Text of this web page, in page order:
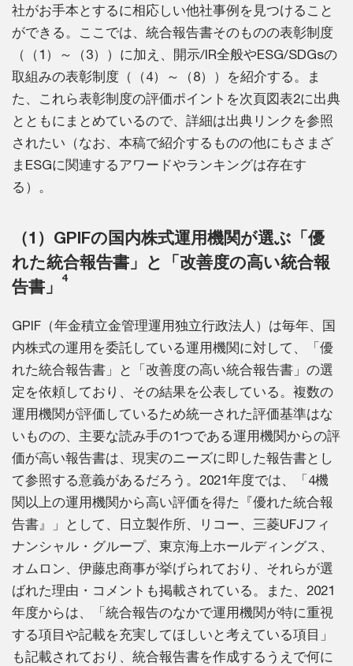
社がお手本とするに相応しい他社事例を見つけること
ができる。ここでは、統合報告書そのものの表彰制度
（（1）～（3））に加え、開示/IR全般やESG/SDGsの
取組みの表彰制度（（4）～（8））を紹介する。ま
た、これら表彰制度の評価ポイントを次頁図表2に出典
とともにまとめているので、詳細は出典リンクを参照
されたい（なお、本稿で紹介するものの他にもさまざ
まESGに関連するアワードやランキングは存在す
る）。
（1）GPIFの国内株式運用機関が選ぶ「優
れた統合報告書」と「改善度の高い統合報
告書」
4
GPIF（年金積立金管理運用独立行政法人）は毎年、国
内株式の運用を委託している運用機関に対して、「優
れた統合報告書」と「改善度の高い統合報告書」の選
定を依頼しており、その結果を公表している。複数の
運用機関が評価しているため統一された評価基準はな
いものの、主要な読み手の1つである運用機関からの評
価が高い報告書は、現実のニーズに即した報告書とし
て参照する意義があるだろう。2021年度では、「4機
関以上の運用機関から高い評価を得た『優れた統合報
告書』」として、日立製作所、リコー、三菱UFJフィ
ナンシャル・グループ、東京海上ホールディングス、
オムロン、伊藤忠商事が挙げられており、それらが選
ばれた理由・コメントも掲載されている。また、2021
年度からは、「統合報告のなかで運用機関が特に重視
する項目や記載を充実してほしいと考えている項目」
も記載されており、統合報告書を作成するうえで何に